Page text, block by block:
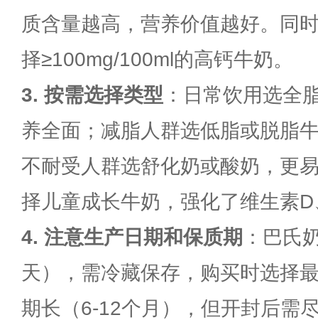
质含量越高，营养价值越好。同
择≥100mg/100ml的高钙牛奶。
3. 按需选择类型 ：日常饮用选全
养全面；减脂人群选低脂或脱脂
不耐受人群选舒化奶或酸奶，更
择儿童成长牛奶，强化了维生素
4. 注意生产日期和保质期 ：巴氏
天），需冷藏保存，购买时选择
期长（6-12个月），但开封后需